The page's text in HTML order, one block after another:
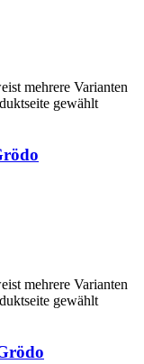
mehrere Varianten
gewählt
mehrere Varianten
gewählt